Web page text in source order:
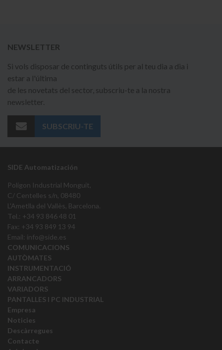
NEWSLETTER
Si vols disposar de continguts útils per al teu dia a dia i
estar a l'última
de les novetats del sector, subscriu-te a la nostra
newsletter.
SUBSCRIU-TE
SIDE Automatización
Polígon Industrial Monguit,
C/ Centelles s/n, 08480
L'Ametlla del Vallès, Barcelona.
Tel.: +34 93 846 48 01
Fax: +34 93 849 13 94
Email: info@side.es
COMUNICACIONS
AUTÒMATES
INSTRUMENTACIÓ
ARRANCADORS
VARIADORS
PANTALLES I PC INDUSTRIAL
Empresa
Noticies
Descàrregues
Contacte